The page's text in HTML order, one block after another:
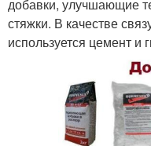
добавки, улучшающие
стяжки. В качестве
используется цемент и